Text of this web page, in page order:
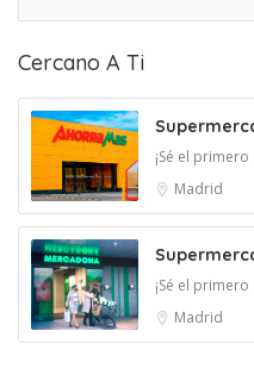
Cercano A Ti
¡Sé el
Madrid
¡Sé el
Madrid